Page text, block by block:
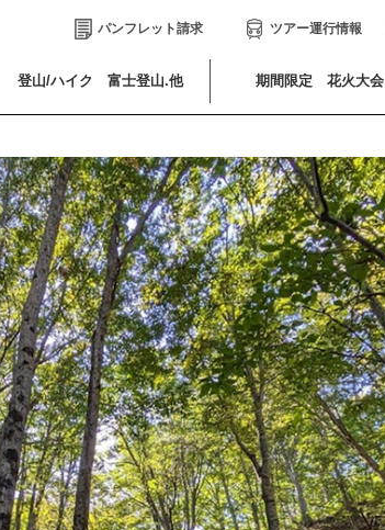
パンフレット請求 ツアー運行情報
登山/ハイク 富士登山.他 期間限定 花火大会